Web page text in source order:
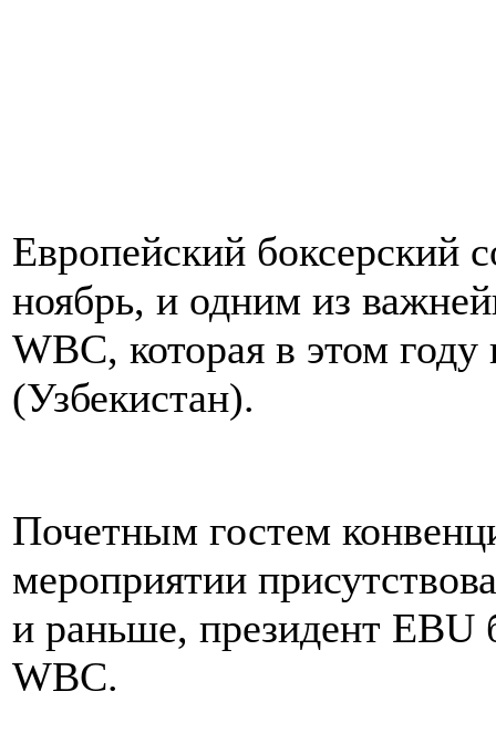
Европейский боксерский
ноябрь, и одним из
WBC, которая в этом
(Узбекистан).
Почетным гостем
мероприятии
и раньше, президент EBU
WBC.